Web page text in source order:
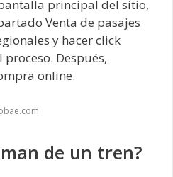
principal del sitio,
Venta de pasajes
y hacer click
Después,
online.
de un tren?